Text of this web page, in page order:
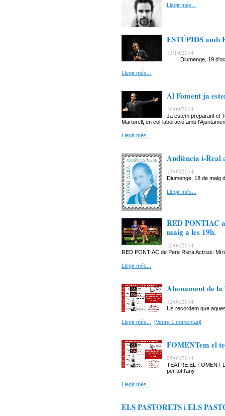
Llegir més...
ESTÚPIDS amb
13/10/2014
Diumenge, 19
Llegir més...
Al Foment ja
16/09/2014
Ja estem preparant el
Martorell, en col·laboració amb
Llegir més...
Audiència i-Real
13/05/2014
Diumenge, 18 de maig
Llegir més...
RED PONTIAC
maig a les 19h.
10/04/2014
RED PONTIAC de Pere Riera Actrius:
Llegir més...
Abonament de
12/03/2014
Us recordem que
Llegir més... [Veure 1 comentari]
FOMENTem el
05/03/2014
TEATRE EL FOMENT
per tot l'any
Llegir més...
ELS PASTORETS i ELS